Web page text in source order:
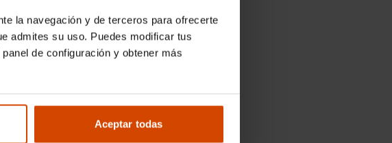
la navegación y de terceros para ofrecerte
admites su uso. Puedes modificar tus
de configuración y obtener más
Aceptar todas